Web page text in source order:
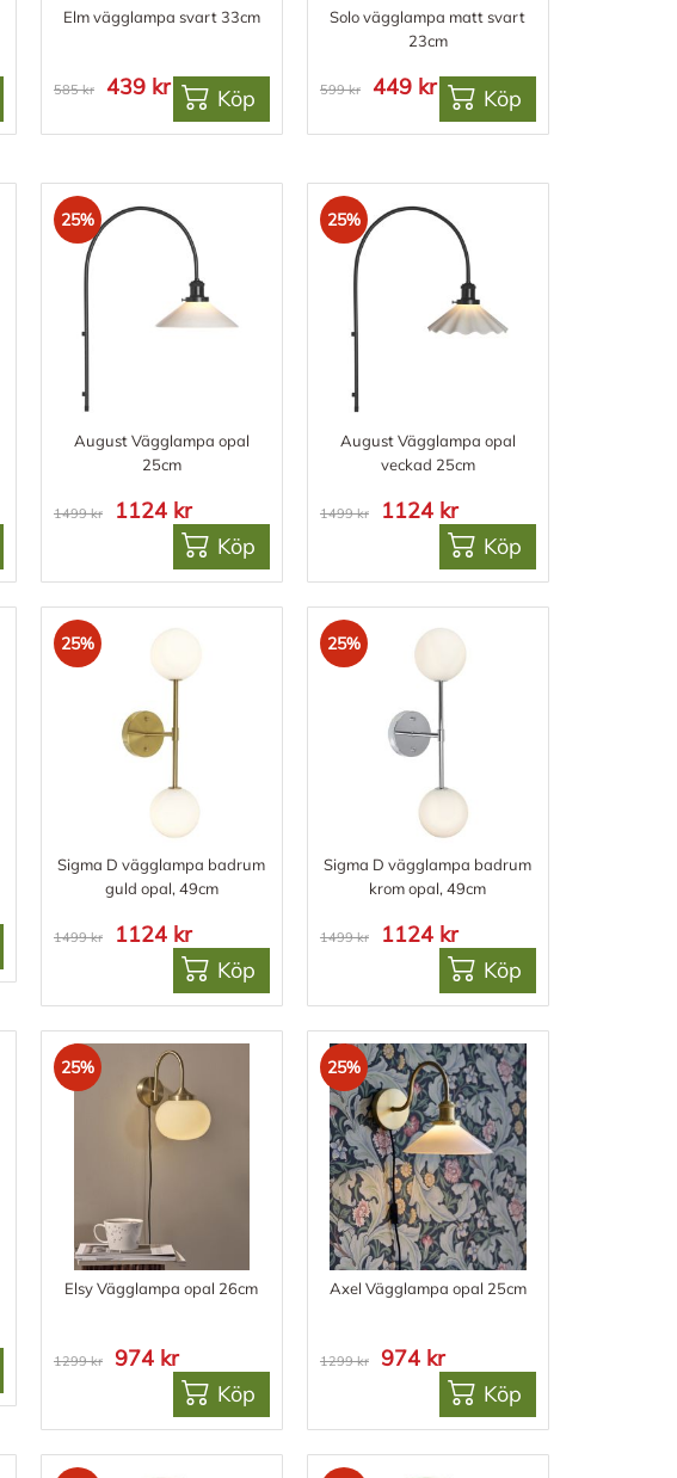
Elm vägglampa svart 33cm
585 kr 439 kr Köp
Solo vägglampa matt svart
23cm
599 kr 449 kr Köp
25%
August Vägglampa opal
25cm
1499 kr
1124 kr
Köp
25%
August Vägglampa opal
veckad 25cm
1499 kr
1124 kr
Köp
25%
Sigma D vägglampa badrum
guld opal, 49cm
1499 kr
1124 kr
Köp
25%
Sigma D vägglampa badrum
krom opal, 49cm
1499 kr
1124 kr
Köp
25%
Elsy Vägglampa opal 26cm
1299 kr
974 kr
Köp
25%
Axel Vägglampa opal 25cm
1299 kr
974 kr
Köp